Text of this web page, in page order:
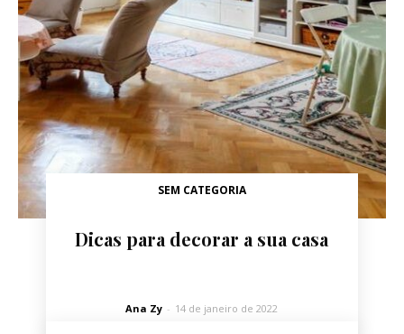
SEM CATEGORIA
Dicas para decorar a sua casa
Ana Zy - 14 de janeiro de 2022